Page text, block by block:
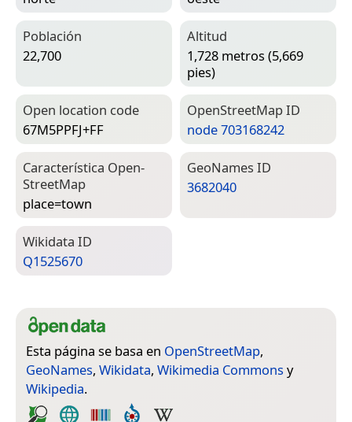
Población
22,700
Altitud
1,728 metros (5,669
pies)
Open location code
67M5PPFJ+FF
Open­Street­Map ID
node 703168242
Característica Open­
Street­Map
place=­town
Geo­Names ID
3682040
Wiki­data ID
Q1525670
Esta página se basa en OpenStreetMap,
GeoNames, Wikidata, Wikimedia Commons y
Wikipedia.